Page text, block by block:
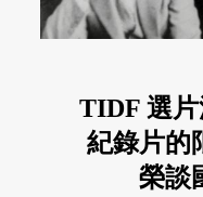
TIDF 選
紀錄片的
榮談